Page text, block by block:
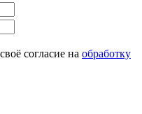
согласие на обработку